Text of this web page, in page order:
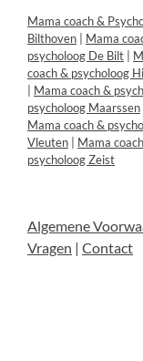
Mama coach &
Bilthoven
Mama
psycholoog De Bilt
coach & psycholoog
Mama coach &
psycholoog Maarssen
Mama coach &
Vleuten
Mama
psycholoog Zeist
Algemene
Vragen | Contact